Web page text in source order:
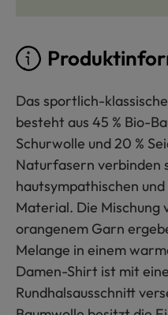
Das sportlich-
besteht aus 45 % Bio-
Schurwolle und 20 %
Naturfasern verbinden
hautsympathischen
Material. Die Mischung
orangenem Garn
Melange in einem
Damen-Shirt ist mit
Rundhalsausschnitt